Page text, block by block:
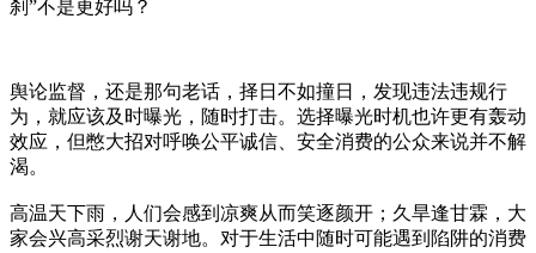
刹”不是更好吗？
舆论监督，还是那句老话，择日不如撞日，发现违法违规行
为，就应该及时曝光，随时打击。选择曝光时机也许更有轰动
效应，但憋大招对呼唤公平诚信、安全消费的公众来说并不解
渴。
高温天下雨，人们会感到凉爽从而笑逐颜开；久旱逢甘霖，大
家会兴高采烈谢天谢地。对于生活中随时可能遇到陷阱的消费